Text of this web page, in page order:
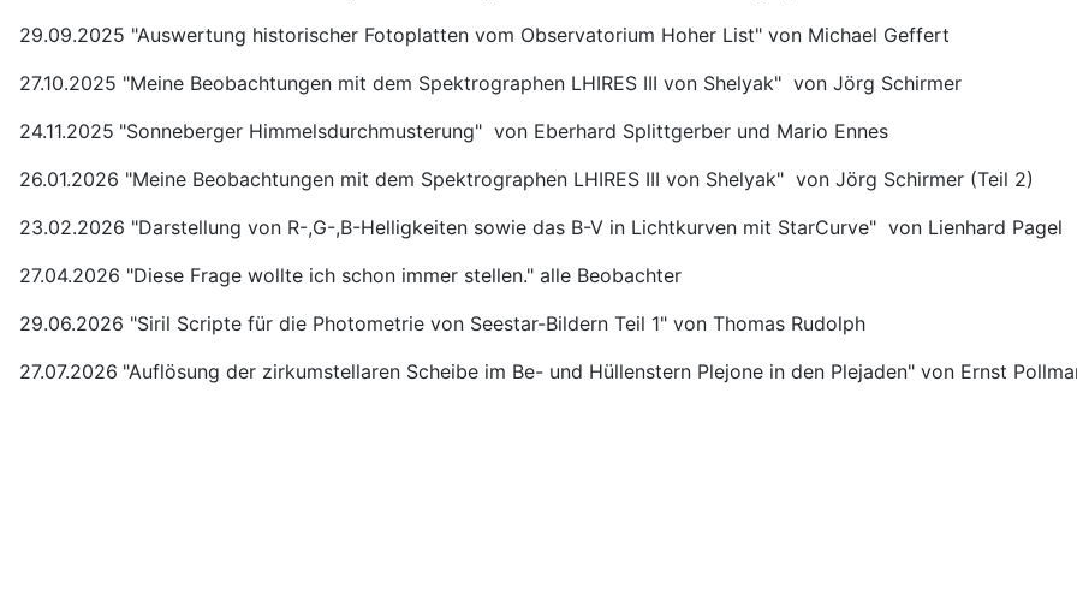
29.09.2025 "Auswertung historischer Fotoplatten vom Observatorium Hoher List" von Michael Geffert
27.10.2025 "Meine Beobachtungen mit dem Spektrographen LHIRES III von Shelyak" von Jörg Schirmer
24.11.2025 "Sonneberger Himmelsdurchmusterung" von Eberhard Splittgerber und Mario Ennes
26.01.2026 "Meine Beobachtungen mit dem Spektrographen LHIRES III von Shelyak" von Jörg Schirmer (Teil 2)
23.02.2026 "Darstellung von R-,G-,B-Helligkeiten sowie das B-V in Lichtkurven mit StarCurve" von Lienhard Pagel
27.04.2026 "Diese Frage wollte ich schon immer stellen." alle Beobachter
29.06.2026 "Siril Scripte für die Photometrie von Seestar-Bildern Teil 1" von Thomas Rudolph
27.07.2026 "Auflösung der zirkumstellaren Scheibe im Be- und Hüllenstern Plejone in den Plejaden" von Ernst